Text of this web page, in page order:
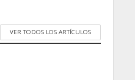
VER TODOS LOS ARTÍCULOS